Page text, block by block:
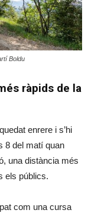
Boldu
ràpids de la
enrere i s’hi
8 del matí quan
una distància més
els públics.
com una cursa